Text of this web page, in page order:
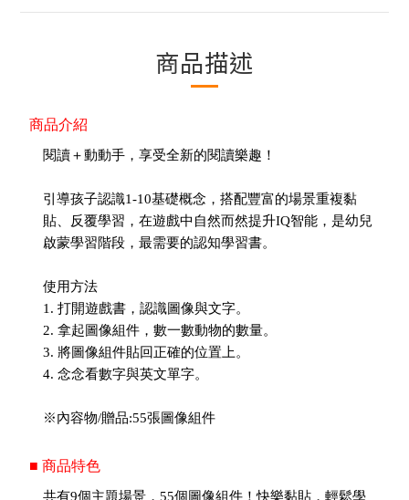
商品描述
商品介紹
閱讀＋動動手，享受全新的閱讀樂趣！
引導孩子認識1-10基礎概念，搭配豐富的場景重複黏
貼、反覆學習，在遊戲中自然而然提升IQ智能，是幼兒
啟蒙學習階段，最需要的認知學習書。
使用方法
1. 打開遊戲書，認識圖像與文字。
2. 拿起圖像組件，數一數動物的數量。
3. 將圖像組件貼回正確的位置上。
4. 念念看數字與英文單字。
※內容物/贈品:55張圖像組件
■ 商品特色
共有9個主題場景，55個圖像組件！快樂黏貼，輕鬆學